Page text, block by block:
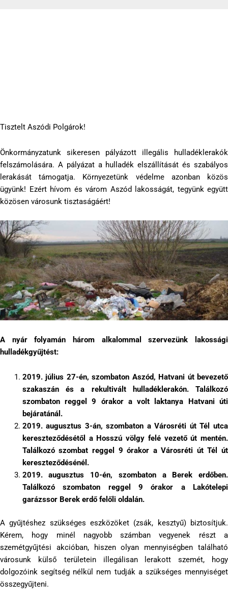
Tisztelt Aszódi Polgárok!
Önkormányzatunk sikeresen pályázott illegális hulladéklerakók
felszámolására. A pályázat a hulladék elszállítását és szabályos
lerakását támogatja. Környezetünk védelme azonban közös
ügyünk! Ezért hívom és várom Aszód lakosságát, tegyünk együtt
közösen városunk tisztaságáért!
A nyár folyamán három alkalommal szervezünk lakossági
hulladékgyűjtést:
2019. július 27-én, szombaton Aszód, Hatvani út bevezető
szakaszán és a rekultivált hulladéklerakón. Találkozó
szombaton reggel 9 órakor a volt laktanya Hatvani úti
bejáratánál.
2019. augusztus 3-án, szombaton a Városréti út Tél utca
kereszteződésétől a Hosszú völgy felé vezető út mentén.
Találkozó szombat reggel 9 órakor a Városréti út Tél út
kereszteződésénél.
2019. augusztus 10-én, szombaton a Berek erdőben.
Találkozó szombaton reggel 9 órakor a Lakótelepi
garázssor Berek erdő felőli oldalán.
A gyűjtéshez szükséges eszközöket (zsák, kesztyű) biztosítjuk.
Kérem, hogy minél nagyobb számban vegyenek részt a
szemétgyűjtési akcióban, hiszen olyan mennyiségben található
városunk külső területein illegálisan lerakott szemét, hogy
dolgozóink segítség nélkül nem tudják a szükséges mennyiséget
összegyűjteni.